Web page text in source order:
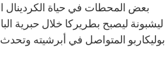
بعض المحطات في حياة الكردينال
ليشبونة ليصبح بطريركا خلال حبرية
بوليكاربو المتواصل في أبرشيته